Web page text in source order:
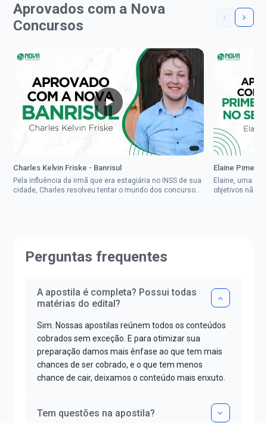
Aprovados com a Nova
Concursos
Charles Kelvin Friske - Banrisul
Pela influência da irmã que era estagiária no INSS de sua
cidade, Charles resolveu tentar o mundo dos concursos
Elaine
Elaine, uma
objetivos não
Perguntas frequentes
A apostila é completa? Possui todas
matérias do edital?
Sim. Nossas apostilas reúnem todos os conteúdos
cobrados sem exceção. E para otimizar sua
preparação damos mais ênfase ao que tem mais
chances de ser cobrado, e o que tem menos
chance de cair, deixamos o conteúdo mais enxuto.
Tem questões na apostila?